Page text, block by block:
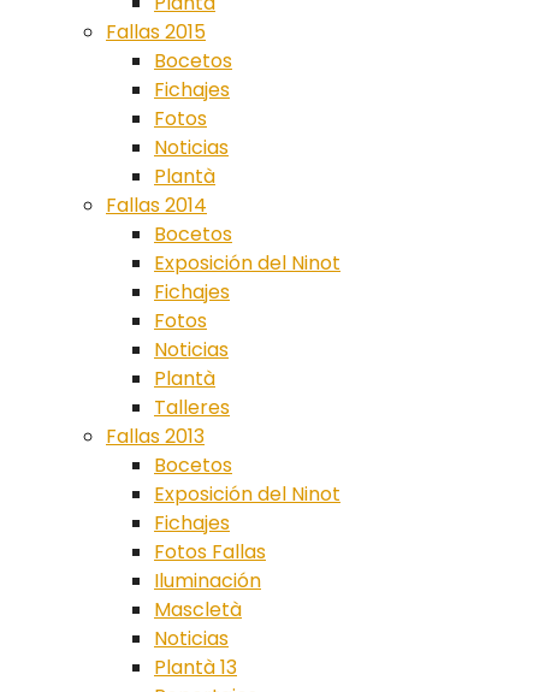
Fallas 2015
Bocetos
Fichajes
Fotos
Noticias
Plantà
Fallas 2014
Bocetos
Exposición del Ninot
Fichajes
Fotos
Noticias
Plantà
Talleres
Fallas 2013
Bocetos
Exposición del Ninot
Fichajes
Fotos Fallas
Iluminación
Mascletà
Noticias
Plantà 13